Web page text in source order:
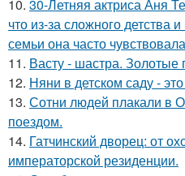
10. 30-Летняя актриса Аня
что из-за сложного детства
семьи она часто
11. Васту - шастра. Золотые
12. Няни в детском саду -
13. Сотни людей плакали в
поездом.
14. Гатчинский дворец: от
императорской резиденции.